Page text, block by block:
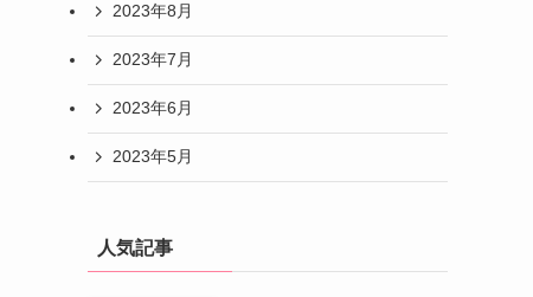
2023年8月
2023年7月
2023年6月
2023年5月
人気記事